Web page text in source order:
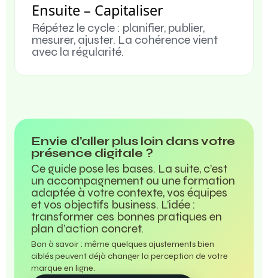
Ensuite – Capitaliser
Répétez le cycle : planifier, publier,
mesurer, ajuster. La cohérence vient
avec la régularité.
Envie d’aller plus loin dans votre
présence digitale ?
Ce guide pose les bases. La suite, c’est
un accompagnement ou une formation
adaptée à votre contexte, vos équipes
et vos objectifs business. L’idée :
transformer ces bonnes pratiques en
plan d’action concret.
Bon à savoir : même quelques ajustements bien
ciblés peuvent déjà changer la perception de votre
marque en ligne.